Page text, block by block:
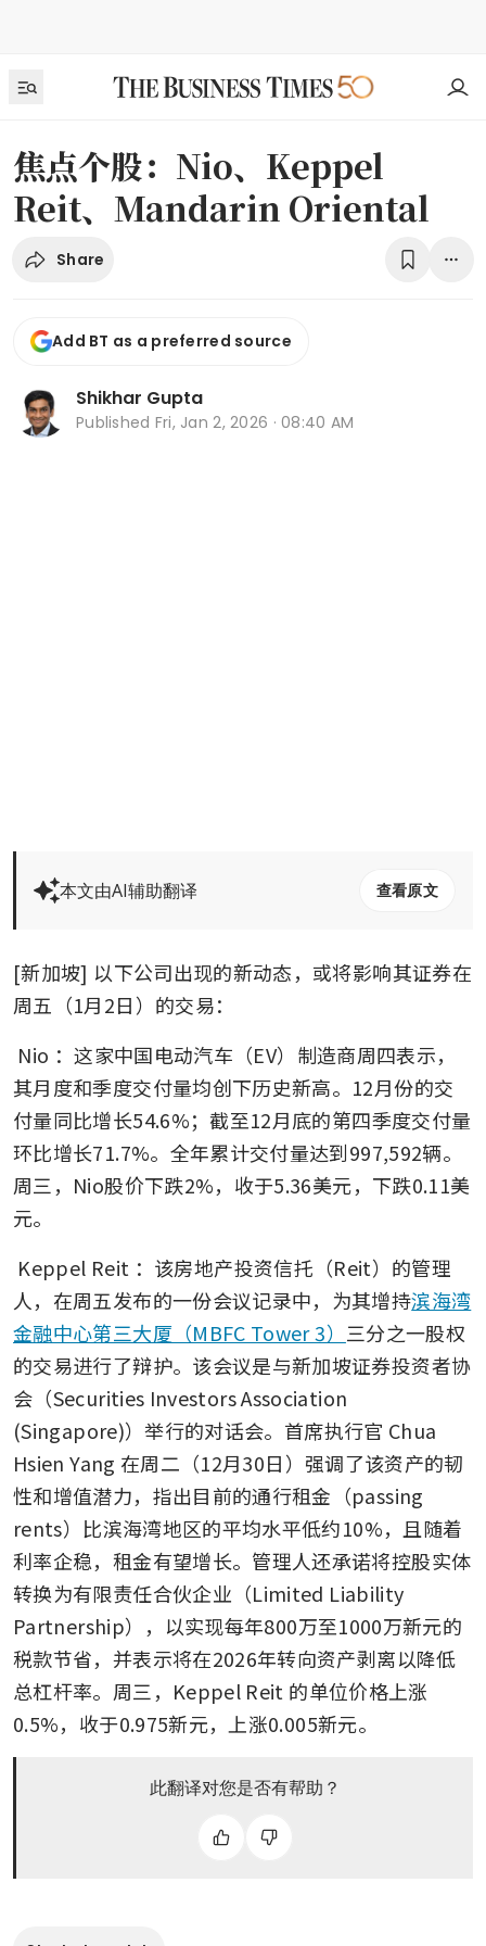
焦点个股：Nio、Keppel
Reit、Mandarin Oriental
Share
Add BT as a preferred source
Shikhar Gupta
Published Fri, Jan 2, 2026 · 08:40 AM
本文由AI辅助翻译 查看原文
[新加坡] 以下公司出现的新动态，或将影响其证券在
周五（1月2日）的交易：
Nio ：这家中国电动汽车（EV）制造商周四表示，
其月度和季度交付量均创下历史新高。12月份的交
付量同比增长54.6%；截至12月底的第四季度交付量
环比增长71.7%。全年累计交付量达到997,592辆。
周三，Nio股价下跌2%，收于5.36美元，下跌0.11美
元。
Keppel Reit ：该房地产投资信托（Reit）的管理
人，在周五发布的一份会议记录中，为其增持滨海湾
金融中心第三大厦（MBFC Tower 3） 三分之一股权
的交易进行了辩护。该会议是与新加坡证券投资者协
会（Securities Investors Association
(Singapore)）举行的对话会。首席执行官 Chua
Hsien Yang 在周二（12月30日）强调了该资产的韧
性和增值潜力，指出目前的通行租金（passing
rents）比滨海湾地区的平均水平低约10%，且随着
利率企稳，租金有望增长。管理人还承诺将控股实体
转换为有限责任合伙企业（Limited Liability
Partnership），以实现每年800万至1000万新元的
税款节省，并表示将在2026年转向资产剥离以降低
总杠杆率。周三，Keppel Reit 的单位价格上涨
0.5%，收于0.975新元，上涨0.005新元。
此翻译对您是否有帮助？